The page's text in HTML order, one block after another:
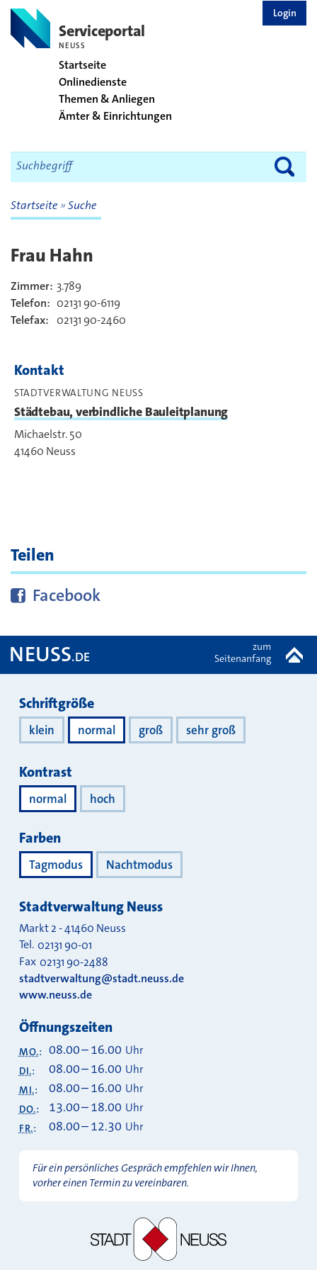
Serviceportal
NEUSS
Startseite
Onlinedienste
Themen & Anliegen
Ämter & Einrichtungen
Login
Startseite Suche
Frau Hahn
Kontakt
Zimmer: 3.789
Telefon: 02131 90-6119
Telefax:
02131 90-2460
Kontakt
STADTVERWALTUNG NEUSS
Städtebau, verbindliche Bauleitplanung
Michaelstr. 50
41460 Neuss
Teilen
Diese Seite bei
Facebook
NEUSS.DE
zum
Seitenanfang
Darstellung
Schriftgröße
klein normal groß sehr groß
Kontrast
normal hoch
Farben
Tagmodus Nachtmodus
Stadtverwaltung Neuss
Markt 2-41460 Neuss
Tel. 02131 90-01
Fax 02131 90-2488
stadtverwaltung@stadt.neuss.de
www.neuss.de
Öffnungszeiten
MO.: 08.00–16.00 Uhr
DI.: 08.00–16.00 Uhr
MI.: 08.00–16.00 Uhr
DO.: 13.00–18.00 Uhr
FR.: 08.00–12.30 Uhr
Für ein persönliches Gespräch empfehlen wir Ihnen,
vorher einen Termin zu vereinbaren.